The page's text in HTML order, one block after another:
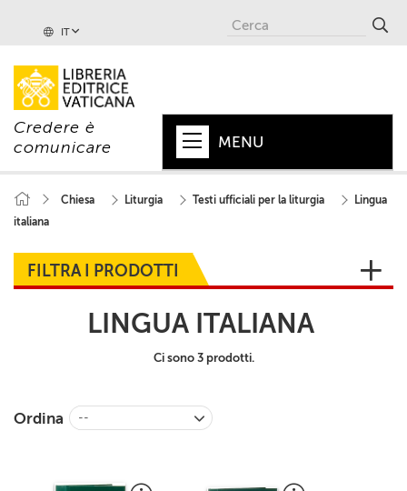
IT
Credere è
comunicare
MENU
+
VATICANO
RIVISTE
Chiesa Liturgia Testi ufficiali per la liturgia
Lingua
italiana
FILTRA I PRODOTTI
LINGUA ITALIANA
Ci sono 3 prodotti.
Ordina --